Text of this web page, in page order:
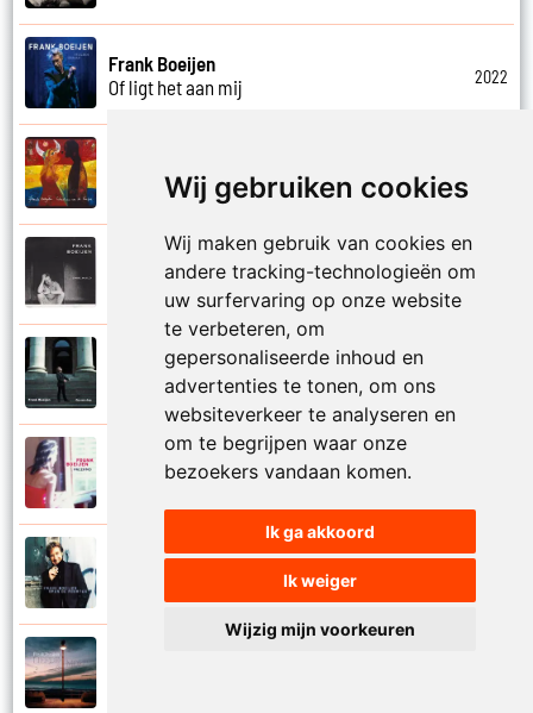
Wij gebruiken cookies
Wij maken gebruik van cookies en
andere tracking-technologieën om
uw surfervaring op onze website
te verbeteren, om
gepersonaliseerde inhoud en
advertenties te tonen, om ons
websiteverkeer te analyseren en
om te begrijpen waar onze
bezoekers vandaan komen.
Ik ga akkoord
Ik weiger
Wijzig mijn voorkeuren
Frank Boeijen
Of ligt het aan mij
2022
Onder ons
Frank Boeijen
Onschuld
Frank Boeijen
Op een dag
Frank Boeijen
Op het terras
Frank Boeijen